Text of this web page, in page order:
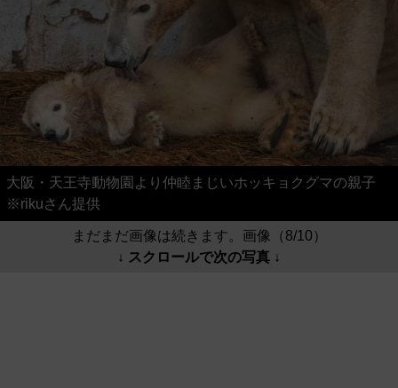
大阪・天王寺動物園より仲睦まじいホッキョクグマの親子
※rikuさん提供
まだまだ画像は続きます。画像（8/10）
↓ スクロールで次の写真 ↓